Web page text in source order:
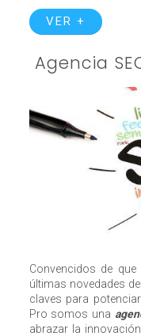
VER +
Agencia
Convencidos de
últimas novedades
claves para
Pro somos una
abrazar la